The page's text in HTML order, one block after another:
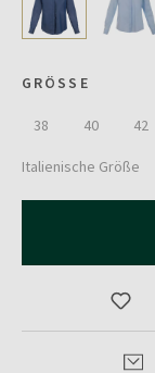
GRÖSSE
38 40 42
Italienische Größe